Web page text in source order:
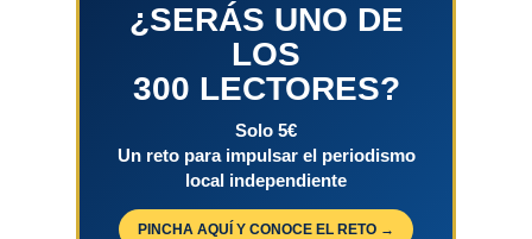
¿SERÁS UNO DE
LOS
300 LECTORES?
Solo 5€
Un reto para impulsar el periodismo
local independiente
PINCHA AQUÍ Y CONOCE EL RETO →